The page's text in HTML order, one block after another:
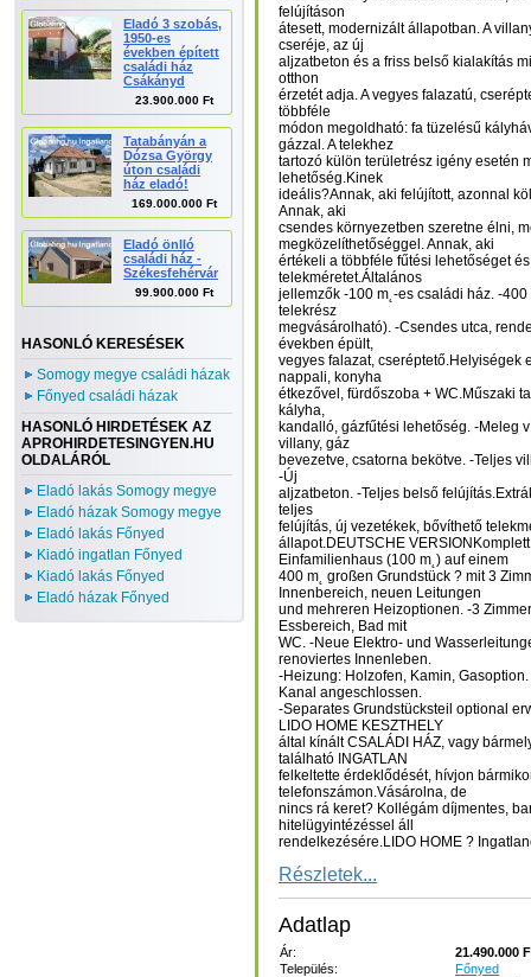
Eladó 3 szobás,
1950-es
években épített
családi ház
Csákányd
23.900.000 Ft
Tatabányán a
Dózsa György
úton családi
ház eladó!
169.000.000 Ft
Eladó önlló
családi ház -
Székesfehérvár
99.900.000 Ft
HASONLÓ KERESÉSEK
Somogy megye családi házak
Főnyed családi házak
HASONLÓ HIRDETÉSEK AZ
APROHIRDETESINGYEN.HU
OLDALÁRÓL
Eladó lakás Somogy megye
Eladó házak Somogy megye
Eladó lakás Főnyed
Kiadó ingatlan Főnyed
Kiadó lakás Főnyed
Eladó házak Főnyed
felújításon
átesett, modernizált állapotban. A
cseréje, az új
aljzatbeton és a friss belső kialakítás
otthon
érzetét adja. A vegyes falazatú,
többféle
módon megoldható: fa tüzelésű
gázzal. A telekhez
tartozó külön területrész igény esetén
lehetőség.Kinek
ideális?Annak, aki felújított, azonnal
Annak, aki
csendes környezetben szeretne élni,
megközelíthetőséggel. Annak, aki
értékeli a többféle fűtési lehetőséget
telekméretet.Általános
jellemzők -100 m˛-es családi ház. -400
telekrész
megvásárolható). -Csendes utca,
években épült,
vegyes falazat, cseréptető.Helyiségek
nappali, konyha
étkezővel, fürdőszoba + WC.Műszaki
kályha,
kandalló, gázfűtési lehetőség. -Meleg
villany, gáz
bevezetve, csatorna bekötve. -Teljes
-Új
aljzatbeton. -Teljes belső
teljes
felújítás, új vezetékek, bővíthető
állapot.DEUTSCHE
Einfamilienhaus (100 m˛) auf einem
400 m˛ großen Grundstück ? mit 3
Innenbereich, neuen Leitungen
und mehreren Heizoptionen. -3
Essbereich, Bad mit
WC. -Neue Elektro- und
renoviertes Innenleben.
-Heizung: Holzofen, Kamin, Gasoption.
Kanal angeschlossen.
-Separates Grundstücksteil optional
LIDO HOME KESZTHELY
által kínált CSALÁDI HÁZ, vagy
található INGATLAN
felkeltette érdeklődését, hívjon
telefonszámon.Vásárolna, de
nincs rá keret? Kollégám díjmentes,
hitelügyintézéssel áll
rendelkezésére.LIDO HOME ?
Részletek...
Adatlap
Ár:
21.490.000
Település:
Főnyed